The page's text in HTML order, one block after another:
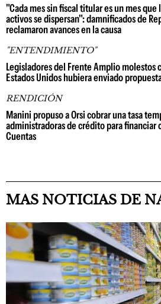
"Cada mes sin fiscal titular es un mes
activos se dispersan": damnificados de
reclamaron avances en la causa
"ENTENDIMIENTO"
Legisladores del Frente Amplio molestos
Estados Unidos hubiera enviado
RENDICIÓN
Manini propuso a Orsi cobrar una tasa
administradoras de crédito para financiar
Cuentas
MAS NOTICIAS DE